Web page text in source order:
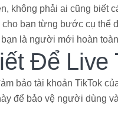
không phải ai cũng biết
bạn từng bước cụ thể
là người mới hoàn
Để Live
bảo tài khoản TikTok
để bảo vệ người dùng